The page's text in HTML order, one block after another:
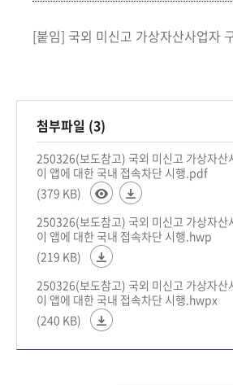
[붙임] 국외 미신고 가상자산사업자
첨부파일 (3)
250326(보도참고) 국외 미신고 가상자산
이 앱에 대한 국내 접속차단 시행.pdf
(379 KB)
250326(보도참고) 국외 미신고 가상자산
이 앱에 대한 국내 접속차단 시행.hwp
(219 KB)
250326(보도참고) 국외 미신고 가상자산
이 앱에 대한 국내 접속차단 시행.hwpx
(240 KB)